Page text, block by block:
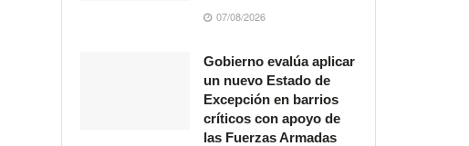
07/08/2026
Gobierno evalúa aplicar
un nuevo Estado de
Excepción en barrios
críticos con apoyo de
las Fuerzas Armadas